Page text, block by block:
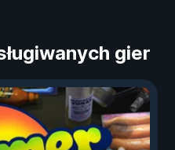
gier